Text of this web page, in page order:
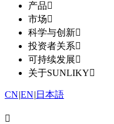
产品
市场
科学与创新
投资者关系
可持续发展
关于SUNLIKY
CN|EN| 日本語
